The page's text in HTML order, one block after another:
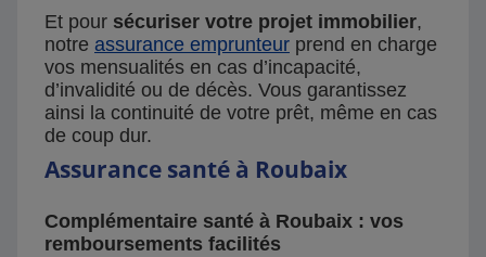
Et pour sécuriser votre projet immobilier,
notre assurance emprunteur prend en charge
vos mensualités en cas d’incapacité,
d’invalidité ou de décès. Vous garantissez
ainsi la continuité de votre prêt, même en cas
de coup dur.
Assurance santé à Roubaix
Complémentaire santé à Roubaix : vos
remboursements facilités